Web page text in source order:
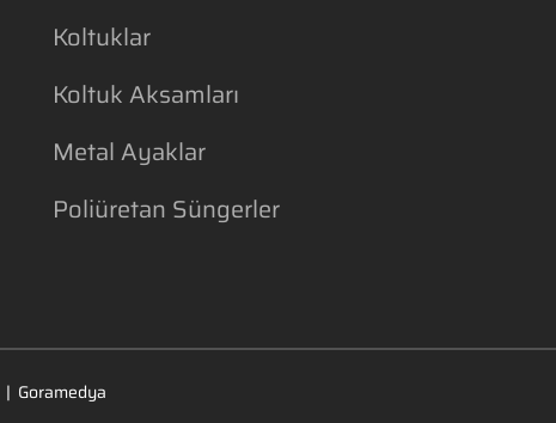
Koltuklar
Koltuk Aksamları
Metal Ayaklar
Poliüretan Süngerler
| Goramedya